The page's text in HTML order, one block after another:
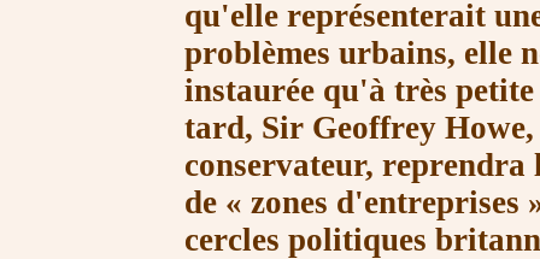
qu'elle représenterait
problèmes urbains, elle
instaurée qu'à très
tard, Sir Geoffrey
conservateur,
de « zones d'entreprises
cercles politiques